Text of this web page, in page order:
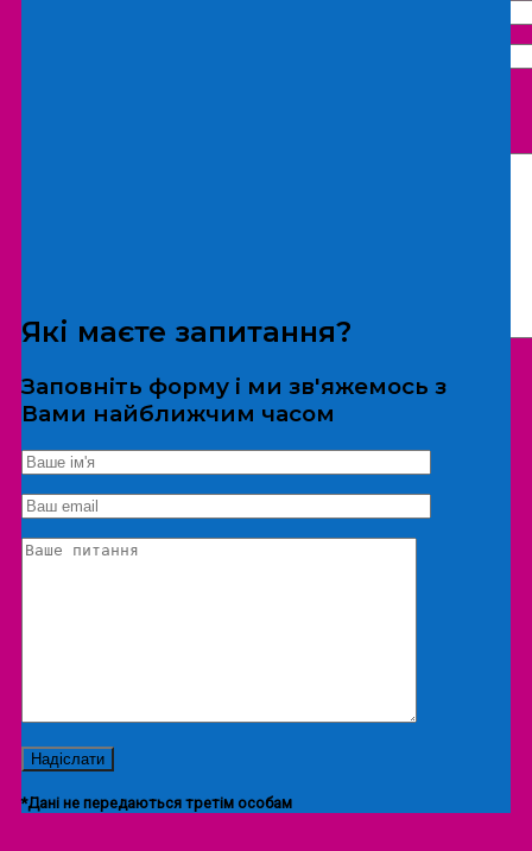
*Дані не передаються третім особам
Екскурсія/локація
Які маєте запитання?
Заповніть форму і ми зв'яжемось з
Вами найближчим часом
*Дані не передаються третім особам